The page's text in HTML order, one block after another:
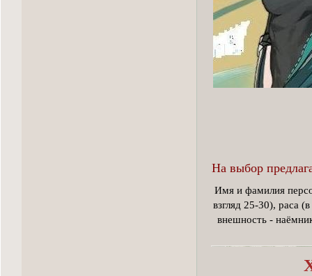
На выбор
Имя и фамилия
взгляд 25-30), раса
внешность -